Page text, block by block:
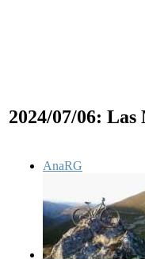
2024/07/06: Las
AnaRG